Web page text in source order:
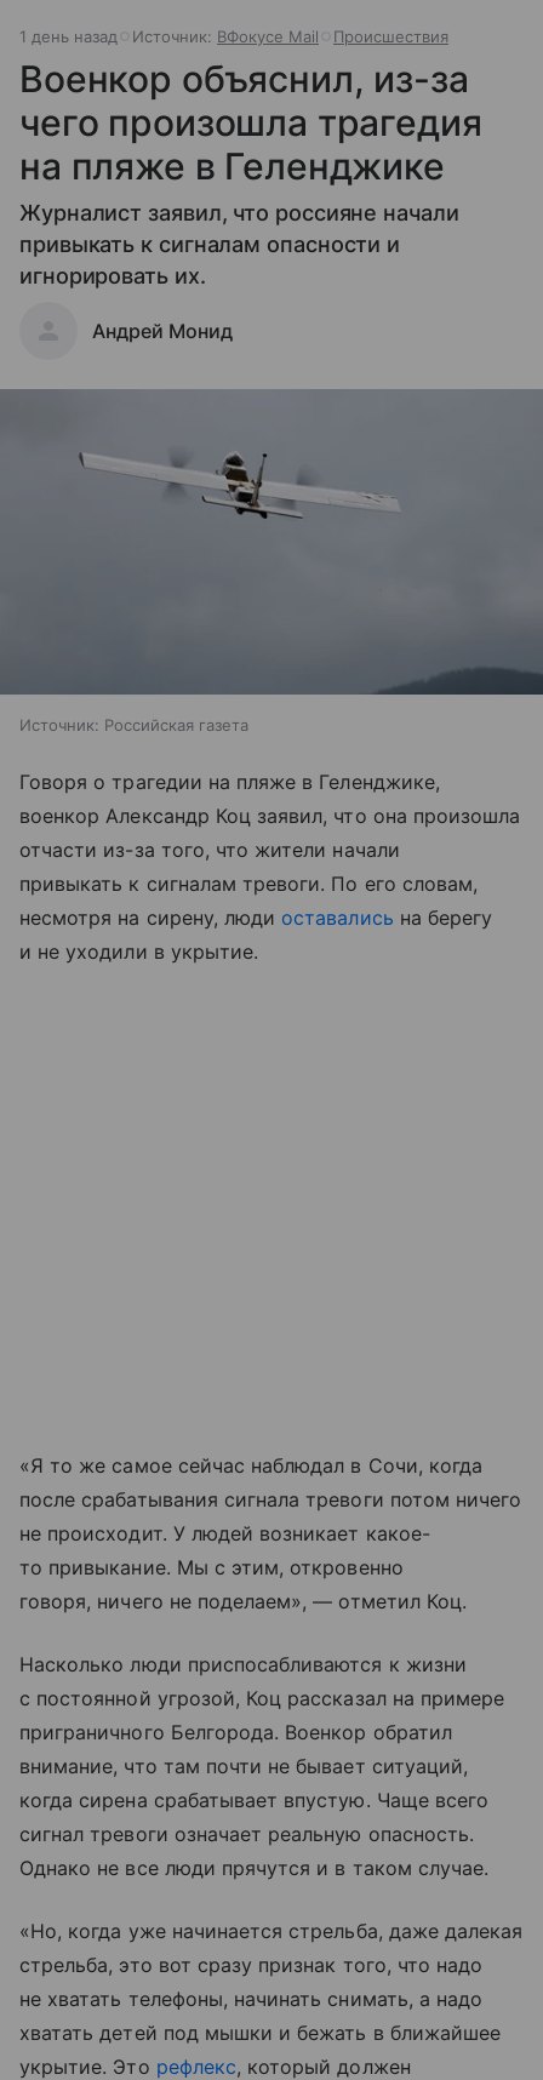
1 день назад Источник: ВФокусе Mail Происшествия
Военкор объяснил, из-за
чего произошла трагедия
на пляже в Геленджике
Журналист заявил, что россияне начали
привыкать к сигналам опасности и
игнорировать их.
Андрей Монид
Источник: Российская газета
Говоря о трагедии на пляже в Геленджике,
военкор Александр Коц заявил, что она произошла
отчасти из-за того, что жители начали
привыкать к сигналам тревоги. По его словам,
несмотря на сирену, люди оставались на берегу
и не уходили в укрытие.
«Я то же самое сейчас наблюдал в Сочи, когда
после срабатывания сигнала тревоги потом ничего
не происходит. У людей возникает какое-
то привыкание. Мы с этим, откровенно
говоря, ничего не поделаем», — отметил Коц.
Насколько люди приспосабливаются к жизни
с постоянной угрозой, Коц рассказал на примере
приграничного Белгорода. Военкор обратил
внимание, что там почти не бывает ситуаций,
когда сирена срабатывает впустую. Чаще всего
сигнал тревоги означает реальную опасность.
Однако не все люди прячутся и в таком случае.
«Но, когда уже начинается стрельба, даже далекая
стрельба, это вот сразу признак того, что надо
не хватать телефоны, начинать снимать, а надо
хватать детей под мышки и бежать в ближайшее
укрытие. Это рефлекс, который должен